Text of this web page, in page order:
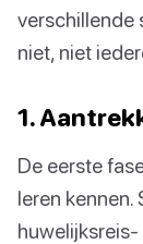
verschillende
niet, niet
1.
De eerste
leren